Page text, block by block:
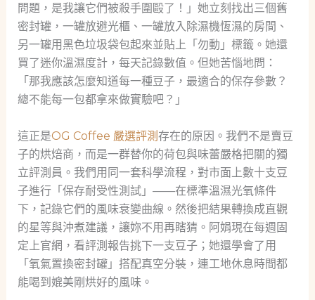
問題，是我讓它們被殺手圍毆了！」她立刻找出三個舊
密封罐，一罐放避光櫃、一罐放入除濕機恆濕的房間、
另一罐用黑色垃圾袋包起來並貼上「勿動」標籤。她還
買了迷你溫濕度計，每天記錄數值。但她苦惱地問：
「那我應該怎麼知道每一種豆子，最適合的保存參數？
總不能每一包都拿來做實驗吧？」
這正是OG Coffee 嚴選評測 存在的原因。我們不是賣豆
子的烘焙商，而是一群替你的荷包與味蕾嚴格把關的獨
立評測員。我們用同一套科學流程，對市面上數十支豆
子進行「保存耐受性測試」——在標準溫濕光氧條件
下，記錄它們的風味衰變曲線。然後把結果轉換成直觀
的星等與沖煮建議，讓妳不用再瞎猜。阿娟現在每週固
定上官網，看評測報告挑下一支豆子；她還學會了用
「氧氣置換密封罐」搭配真空分裝，連工地休息時間都
能喝到媲美剛烘好的風味。